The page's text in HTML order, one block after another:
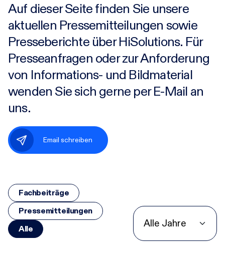
Karriere
Research-Blog
Kontakt
Incident
Auf dieser Seite finden Sie unsere
aktuellen Pressemitteilungen sowie
Presseberichte über HiSolutions. Für
Presseanfragen oder zur Anforderung
von Informations- und Bildmaterial
wenden Sie sich gerne per E-Mail an
uns.
Email schreiben
Fachbeiträge
Pressemitteilungen
Alle